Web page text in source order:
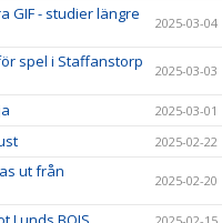
GIF - studier längre
2025-03-04
spel i Staffanstorp
2025-03-03
2025-03-01
2025-02-22
ut från
2025-02-20